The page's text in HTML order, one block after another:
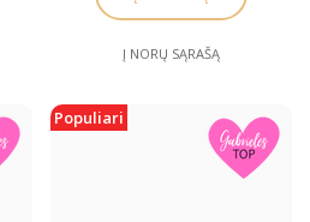
Į NORŲ SĄRAŠĄ
Populiari